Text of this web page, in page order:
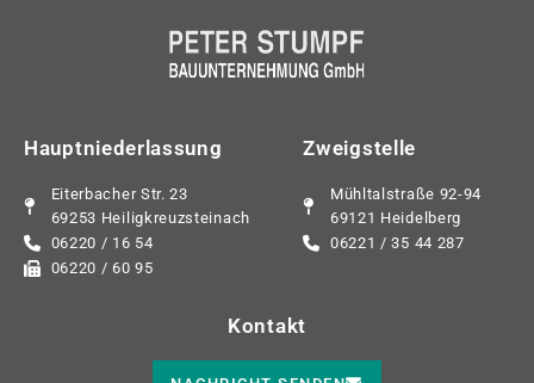
Hauptniederlassung
Eiterbacher Str. 23
69253 Heiligkreuzsteinach
06220 / 16 54
06220 / 60 95
Zweigstelle
Mühltalstraße 92-94
69121 Heidelberg
06221 / 35 44 287
Kontakt